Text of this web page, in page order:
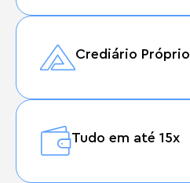
Crediário Próprio
Tudo em até 15x